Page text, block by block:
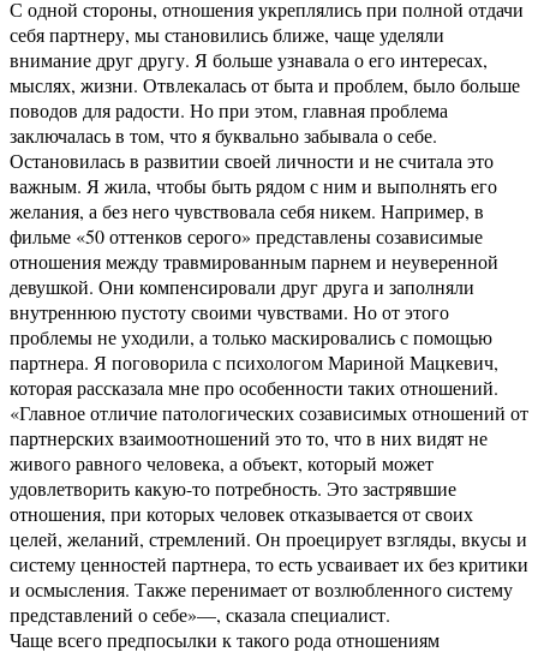
С одной стороны, отношения укреплялись при полной отдачи
себя партнеру, мы становились ближе, чаще уделяли
внимание друг другу. Я больше узнавала о его интересах,
мыслях, жизни. Отвлекалась от быта и проблем, было больше
поводов для радости. Но при этом, главная проблема
заключалась в том, что я буквально забывала о себе.
Остановилась в развитии своей личности и не считала это
важным. Я жила, чтобы быть рядом с ним и выполнять его
желания, а без него чувствовала себя никем. Например, в
фильме «50 оттенков серого» представлены созависимые
отношения между травмированным парнем и неуверенной
девушкой. Они компенсировали друг друга и заполняли
внутреннюю пустоту своими чувствами. Но от этого
проблемы не уходили, а только маскировались с помощью
партнера. Я поговорила с психологом Мариной Мацкевич,
которая рассказала мне про особенности таких отношений.
«Главное отличие патологических созависимых отношений от
партнерских взаимоотношений это то, что в них видят не
живого равного человека, а объект, который может
удовлетворить какую-то потребность. Это застрявшие
отношения, при которых человек отказывается от своих
целей, желаний, стремлений. Он проецирует взгляды, вкусы и
систему ценностей партнера, то есть усваивает их без критики
и осмысления. Также перенимает от возлюбленного систему
представлений о себе»—, сказала специалист.
Чаще всего предпосылки к такого рода отношениям